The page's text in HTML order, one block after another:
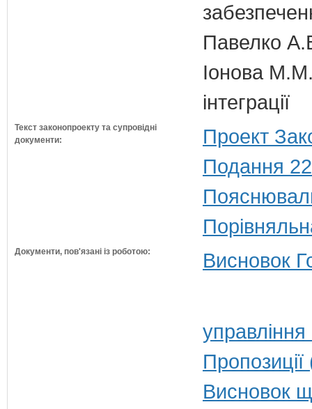
Павелко
Іонова М.М.
інтеграції
Текст законопроекту та супровідні
документи:
Проект
Подання
Документи, пов'язані із роботою: Висновок
Висновок